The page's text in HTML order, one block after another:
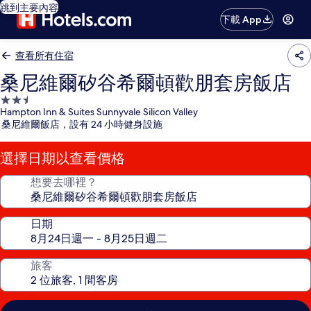
跳到主要內容
下載 App
查看所有住宿
桑尼維爾矽谷希爾頓歡朋套房飯店
2.5
星
級
住
宿
Hampton Inn & Suites Sunnyvale Silicon Valley
桑尼維爾飯店，設有 24 小時健身設施
選擇日期以查看價格
想要去哪裡？
日期
旅客